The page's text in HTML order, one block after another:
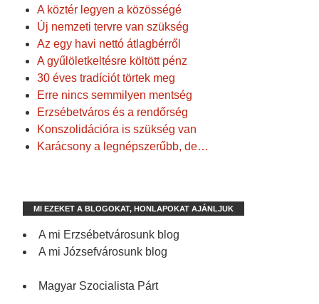
A köztér legyen a közösségé
Új nemzeti tervre van szükség
Az egy havi nettó átlagbérről
A gyűlöletkeltésre költött pénz
30 éves tradíciót törtek meg
Erre nincs semmilyen mentség
Erzsébetváros és a rendőrség
Konszolidációra is szükség van
Karácsony a legnépszerűbb, de…
MI EZEKET A BLOGOKAT, HONLAPOKAT AJÁNLJUK
A mi Erzsébetvárosunk blog
A mi Józsefvárosunk blog
Magyar Szocialista Párt